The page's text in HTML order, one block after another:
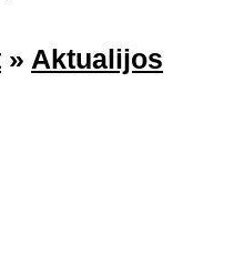
» Aktualijos